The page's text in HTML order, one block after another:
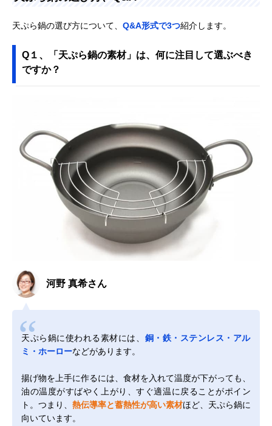
天ぷら鍋の選び方について、 Q&A形式で3つ紹介します。
Q１、「天ぷら鍋の素材」は、何に注目して選ぶべき
ですか？
河野 真希さん
天ぷら鍋に使われる素材には、 銅・鉄・ステンレス・アル
ミ・ホーローなどがあります。
揚げ物を上手に作るには、食材を入れて温度が下がっても、
油の温度がすばやく上がり、すぐ適温に戻ることがポイン
ト。つまり、 熱伝導率と蓄熱性が高い素材ほど、天ぷら鍋に
向いています。